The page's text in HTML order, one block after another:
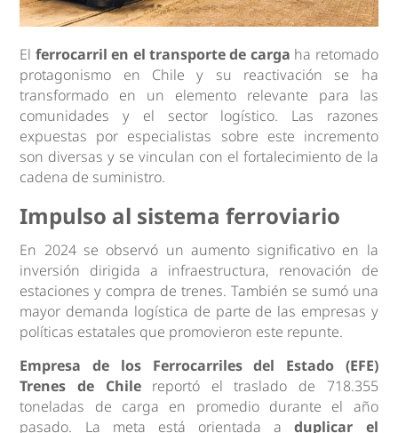
El ferrocarril en el transporte de carga ha retomado
protagonismo en Chile y su reactivación se ha
transformado en un elemento relevante para las
comunidades y el sector logístico. Las razones
expuestas por especialistas sobre este incremento
son diversas y se vinculan con el fortalecimiento de la
cadena de suministro.
Impulso al sistema ferroviario
En 2024 se observó un aumento significativo en la
inversión dirigida a infraestructura, renovación de
estaciones y compra de trenes. También se sumó una
mayor demanda logística de parte de las empresas y
políticas estatales que promovieron este repunte.
Empresa de los Ferrocarriles del Estado (EFE)
Trenes de Chilereportó el traslado de 718.355
toneladas de carga en promedio durante el año
pasado. La meta está orientada aduplicar el